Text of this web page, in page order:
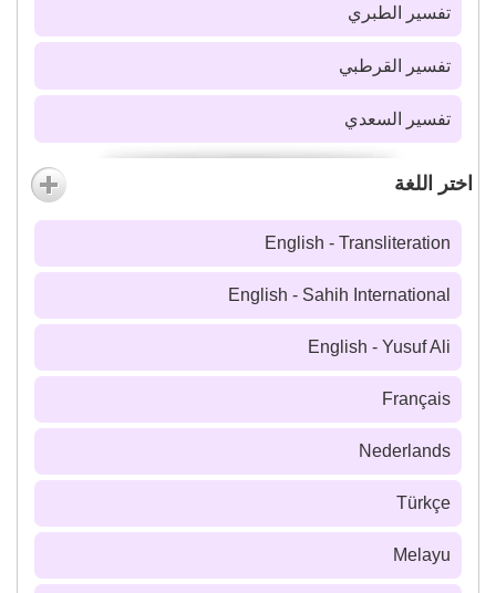
تفسير الطبري
تفسير القرطبي
تفسير السعدي
اختر اللغة
English - Transliteration
English - Sahih International
English - Yusuf Ali
Français
Nederlands
Türkçe
Melayu